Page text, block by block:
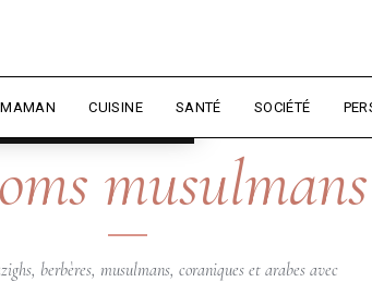
l'audience.
MAMAN CUISINE SANTÉ SOCIÉTÉ
musulmans
berbères, musulmans, coraniques et arabes avec